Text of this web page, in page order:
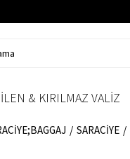
& KIRILMAZ VALİZ
SARACİYE